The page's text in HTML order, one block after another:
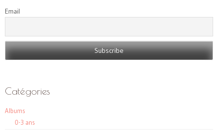
Email
Catégories
Albums
0-3 ans